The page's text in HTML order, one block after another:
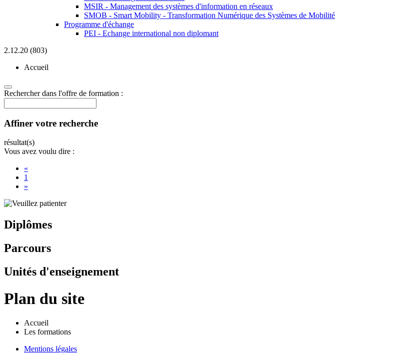
MSIR - Management des systèmes d'information en réseaux
SMOB - Smart Mobility - Transformation Numérique des Systèmes de Mobilité
Programme d'échange
PEI - Echange international non diplomant
2.12.20 (803)
Accueil
Rechercher dans l'offre de formation :
Affiner votre recherche
résultat(s)
Vous avez voulu dire :
«
1
»
Diplômes
Parcours
Unités d'enseignement
Plan du site
Accueil
Les formations
Mentions légales